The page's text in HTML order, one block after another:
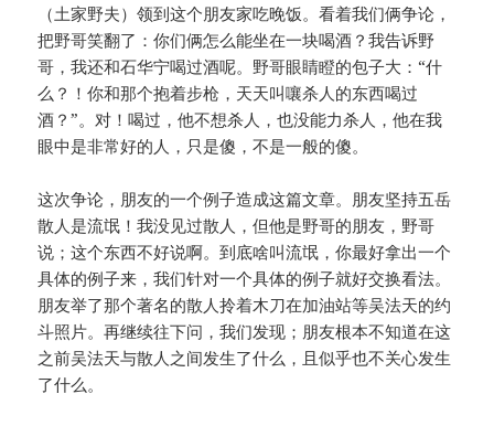
（土家野夫）领到这个朋友家吃晚饭。看着我们俩争论，
把野哥笑翻了：你们俩怎么能坐在一块喝酒？我告诉野
哥，我还和石华宁喝过酒呢。野哥眼睛瞪的包子大：“什
么？！你和那个抱着步枪，天天叫嚷杀人的东西喝过
酒？”。对！喝过，他不想杀人，也没能力杀人，他在我
眼中是非常好的人，只是傻，不是一般的傻。
这次争论，朋友的一个例子造成这篇文章。朋友坚持五岳
散人是流氓！我没见过散人，但他是野哥的朋友，野哥
说；这个东西不好说啊。到底啥叫流氓，你最好拿出一个
具体的例子来，我们针对一个具体的例子就好交换看法。
朋友举了那个著名的散人拎着木刀在加油站等吴法天的约
斗照片。再继续往下问，我们发现；朋友根本不知道在这
之前吴法天与散人之间发生了什么，且似乎也不关心发生
了什么。